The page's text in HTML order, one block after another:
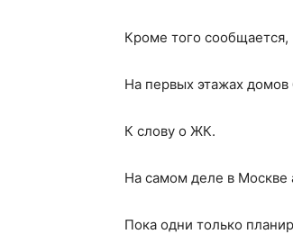
Кроме того
На первых этажах домов
К слову о ЖК.
На самом деле в Москве
Пока одни только